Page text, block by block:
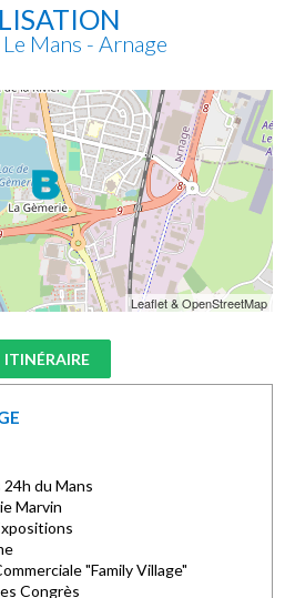
Le Mans - Arnage
Leaflet & OpenStreetMap
ITINÉRAIRE
du Mans
Marvin
"Family Village"
Congrès